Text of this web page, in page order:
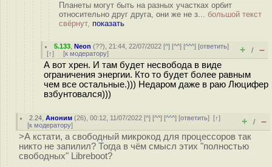
Планеты могут быть на разных участках орбит
относительно друг друга, они же не з... большой текст
свёрнут, показать
5.133 ,Neon (??), 21:44, 22/07/2022 [^] [^^] [^^^] [ответить]
[↑] [к модератору] + / –
А вот хрен. И там будет несвобода в виде
ограничения энергии. Кто то будет более равным
чем все остальные.))) Недаром даже в раю Люцифер
взбунтовался)))
2.24 ,Аноним (26), 00:12, 11/07/2022 [^] [^^] [^^^] [ответить][↑]
[к модератору] + / –
>А кстати, а свободный микрокод для процессоров так
никто не запилил? Тогда в чём смысл этих "полностью
свободных" Libreboot?